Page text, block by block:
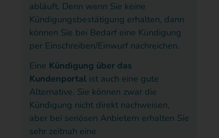
abläuft. Denn wenn Sie keine
Kündigungsbestätigung erhalten, dann
können Sie bei Bedarf eine Kündigung
per Einschreiben/Einwurf nachreichen.
Eine Kündigung über das
Kundenportal ist auch eine gute
Alternative. Sie können zwar die
Kündigung nicht direkt nachweisen,
aber bei seriösen Anbietern erhalten Sie
sehr zeitnah eine